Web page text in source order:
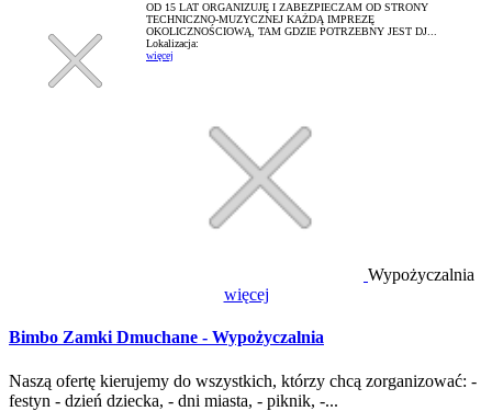
OD 15 LAT ORGANIZUJĘ I ZABEZPIECZAM OD STRONY
TECHNICZNO-MUZYCZNEJ KAŻDĄ IMPREZĘ
OKOLICZNOŚCIOWĄ, TAM GDZIE POTRZEBNY JEST DJ...
Lokalizacja:
więcej
Wypożyczalnia
więcej
Bimbo Zamki Dmuchane - Wypożyczalnia
Naszą ofertę kierujemy do wszystkich, którzy chcą zorganizować: -
festyn - dzień dziecka, - dni miasta, - piknik, -...